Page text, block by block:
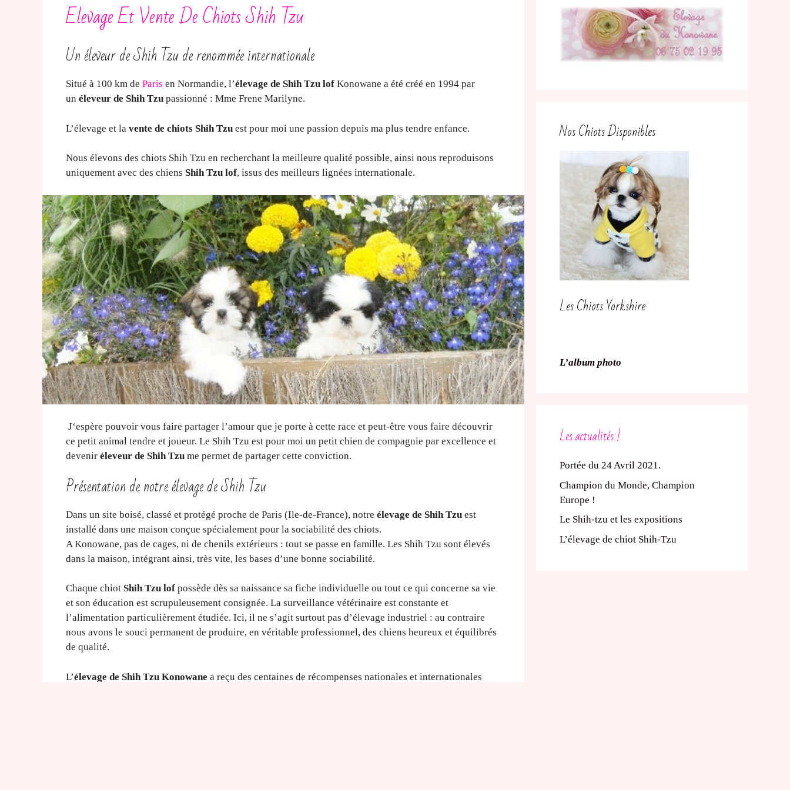
Elevage Et Vente De Chiots Shih Tzu
Un éleveur de Shih Tzu de renommée internationale
Situé à 100 km de Paris en Normandie, l’élevage de Shih Tzu lof Konowane a été créé en 1994 par
un éleveur de Shih Tzu passionné : Mme Frene Marilyne.
L’élevage et la vente de chiots Shih Tzu est pour moi une passion depuis ma plus tendre enfance.
Nous élevons des chiots Shih Tzu en recherchant la meilleure qualité possible, ainsi nous reproduisons
uniquement avec des chiens Shih Tzu lof, issus des meilleurs lignées internationale.
J‘espère pouvoir vous faire partager l’amour que je porte à cette race et peut-être vous faire découvrir
ce petit animal tendre et joueur. Le Shih Tzu est pour moi un petit chien de compagnie par excellence et
devenir éleveur de Shih Tzu me permet de partager cette conviction.
Présentation de notre élevage de Shih Tzu
Dans un site boisé, classé et protégé proche de Paris (Ile-de-France), notre élevage de Shih Tzu est
installé dans une maison conçue spécialement pour la sociabilité des chiots.
A Konowane, pas de cages, ni de chenils extérieurs : tout se passe en famille. Les Shih Tzu sont élevés
dans la maison, intégrant ainsi, très vite, les bases d’une bonne sociabilité.
Chaque chiot Shih Tzu lof possède dès sa naissance sa fiche individuelle ou tout ce qui concerne sa vie
et son éducation est scrupuleusement consignée. La surveillance vétérinaire est constante et
l’alimentation particulièrement étudiée. Ici, il ne s’agit surtout pas d’élevage industriel : au contraire
nous avons le souci permanent de produire, en véritable professionnel, des chiens heureux et équilibrés
de qualité.
L’élevage de Shih Tzu Konowane a reçu des centaines de récompenses nationales et internationales
Nos Chiots Disponibles
Les Chiots Yorkshire
L’album photo
Les actualités !
Portée du 24 Avril 2021.
Champion du Monde, Champion
Europe !
Le Shih-tzu et les expositions
L’élevage de chiot Shih-Tzu